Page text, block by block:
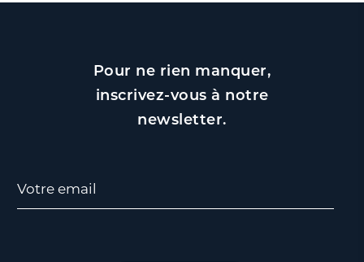
Pour ne rien manquer,
inscrivez-vous à notre
newsletter.
Votre email